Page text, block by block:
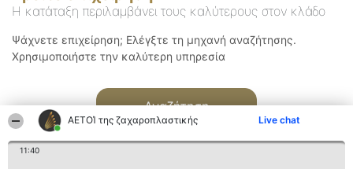
ΑΕΤΟΊ της ζαχαροπλαστικής Live chat
11:40
Η κατάταξη περιλαμβάνει τους καλύτερους στον κλάδο
Ψάχνετε επιχείρηση; Ελέγξτε τη μηχανή αναζήτησης.
Χρησιμοποιήστε την καλύτερη υπηρεσία
Αναζήτηση